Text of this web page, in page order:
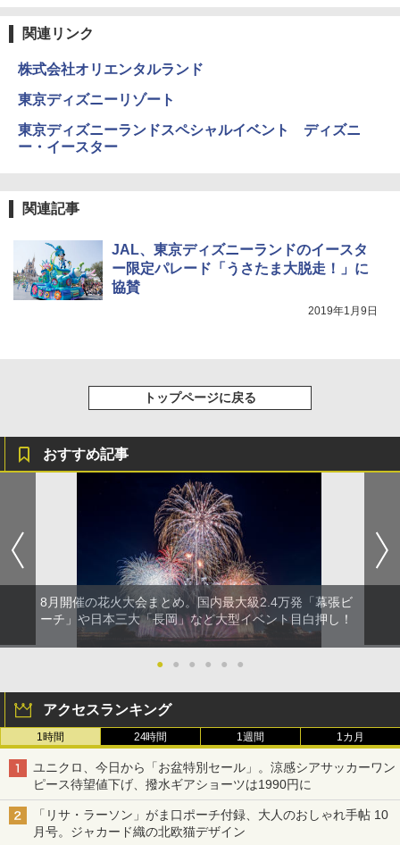
秒）射程5～10m 安全ロック搭載 携帯収納袋
付き ヒグマ・イノシシ対策 自治体・教育機
関の購入実績 登山・キャンプ・アウトドア・
防災用品 長期保存可能 緊急時用 日本国内発
送
￥14,800
￥3,080
関連リンク
株式会社オリエンタルランド
東京ディズニーリゾート
東京ディズニーランドスペシャルイベント ディズニ
ー・イースター
関連記事
JAL、東京ディズニーランドのイースタ
ー限定パレード「うさたま大脱走！」に
協賛
2019年1月9日
トップページに戻る
おすすめ記事
8月開催の花火大会まとめ。国内最大級2.4万発「幕張ビ
ーチ」や日本三大「長岡」など大型イベント目白押し！
● ● ● ● ● ●
アクセスランキング
1時間 24時間 1週間 1カ月
ユニクロ、今日から「お盆特別セール」。涼感シアサッカーワン
ピース待望値下げ、撥水ギアショーツは1990円に
「リサ・ラーソン」がま口ポーチ付録、大人のおしゃれ手帖 10
月号。ジャカード織の北欧猫デザイン